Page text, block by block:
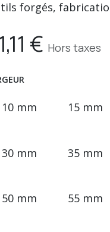
forgés,
€ Hors taxes
10 mm 15 mm
30 mm 35 mm
50 mm 55 mm